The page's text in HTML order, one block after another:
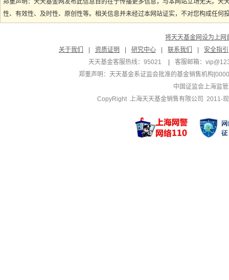
郑重声明：天天基金网发布此信息目的在于传播更多信息，与本网站立场无关。
性、有效性、及时性、原创性等。相关信息并未经过本网站证实，不对您构成任
将天天基金网设为上网
关于我们
资质证明 研究中心 联系我们
安全指引
天天基金客服热线：95021
客服邮箱：
郑重声明： 天天基金系证监会批准的基金销售机构
中国证监会上海监
CopyRight 上海天天基金销售有限公司 2011-